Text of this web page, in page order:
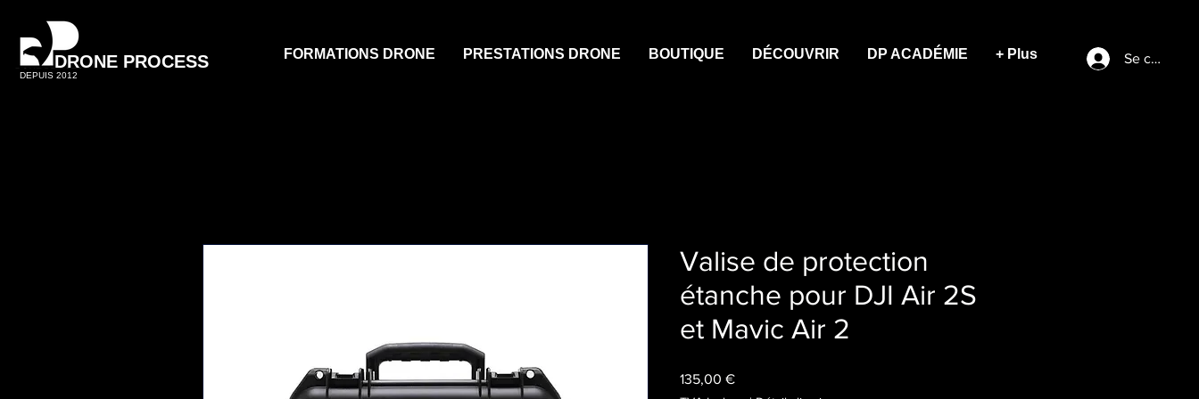
DRONE PROCESS
DEPUIS 2012
FORMATIONS DRONE PRESTATIONS DRONE BOUTIQUE DÉCOUVRIR DP ACADÉMIE + Plus Se
Valise de protection
étanche pour DJI Air 2S
et Mavic Air 2
135,00 €Prix